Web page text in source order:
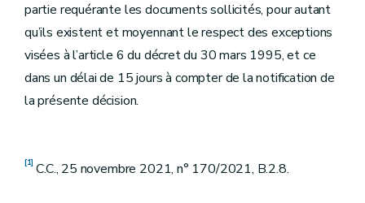
partie requérante les documents sollicités, pour autant
qu’ils existent et moyennant le respect des exceptions
visées à l’article 6 du décret du 30 mars 1995, et ce
dans un délai de 15 jours à compter de la notification de
la présente décision.
[1] C.C., 25 novembre 2021, n° 170/2021, B.2.8.